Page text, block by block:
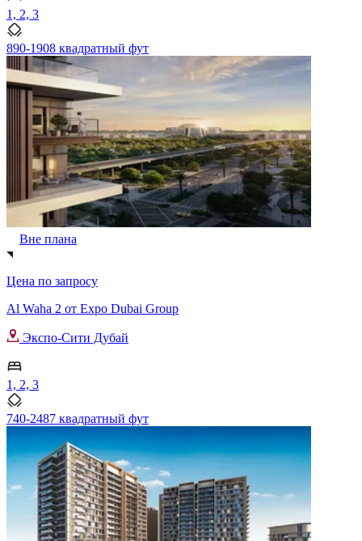
1, 2, 3
890-1908 квадратный фут
Вне плана
Цена по запросу
Al Waha 2 от Expo Dubai Group
Экспо-Сити Дубай
1, 2, 3
740-2487 квадратный фут